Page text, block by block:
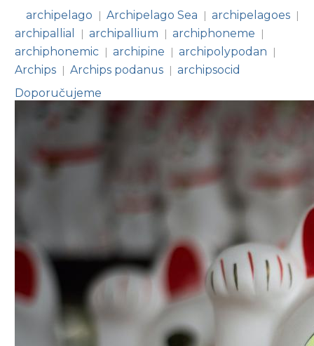
archipelago | Archipelago Sea | archipelagoes |
archipallial | archipallium | archiphoneme |
archiphonemic | archipine | archipolypodan |
Archips | Archips podanus | archipsocid
Doporučujeme